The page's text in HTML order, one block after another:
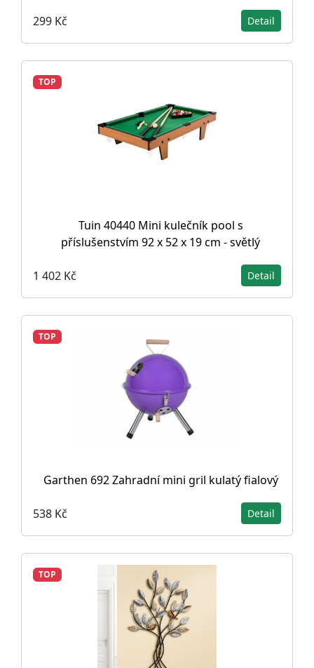
299 Kč Detail
TOP
Tuin 40440 Mini kulečník pool s
příslušenstvím 92 x 52 x 19 cm - světlý
1 402 Kč Detail
TOP
Garthen 692 Zahradní mini gril kulatý fialový
538 Kč Detail
TOP